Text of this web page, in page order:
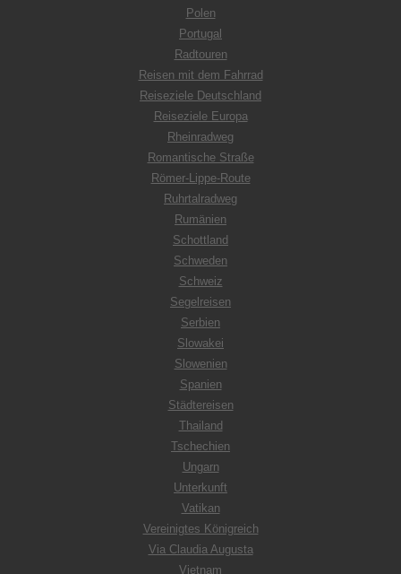
Polen
Portugal
Radtouren
Reisen mit dem Fahrrad
Reiseziele Deutschland
Reiseziele Europa
Rheinradweg
Romantische Straße
Römer-Lippe-Route
Ruhrtalradweg
Rumänien
Schottland
Schweden
Schweiz
Segelreisen
Serbien
Slowakei
Slowenien
Spanien
Städtereisen
Thailand
Tschechien
Ungarn
Unterkunft
Vatikan
Vereinigtes Königreich
Via Claudia Augusta
Vietnam